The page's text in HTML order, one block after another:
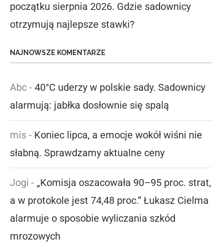
początku sierpnia 2026. Gdzie sadownicy
otrzymują najlepsze stawki?
NAJNOWSZE KOMENTARZE
Abc - 40°C uderzy w polskie sady. Sadownicy
alarmują: jabłka dosłownie się spalą
mis - Koniec lipca, a emocje wokół wiśni nie
słabną. Sprawdzamy aktualne ceny
Jogi - „Komisja oszacowała 90–95 proc. strat,
a w protokole jest 74,48 proc.” Łukasz Cielma
alarmuje o sposobie wyliczania szkód
mrozowych